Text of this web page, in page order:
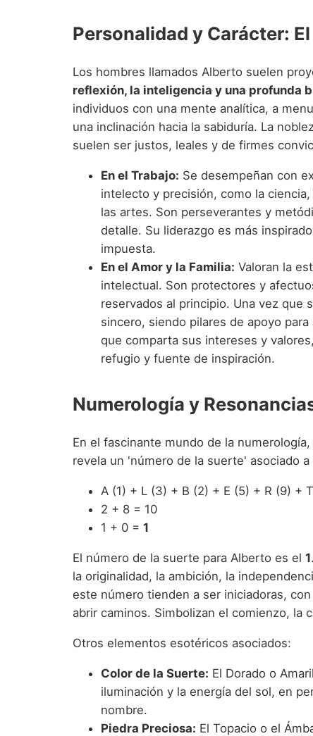
Personalidad y Carácter:
Los hombres llamados Alberto suelen
reflexión, la inteligencia y una profunda
individuos con una mente analítica, a
una inclinación hacia la sabiduría. La
suelen ser justos, leales y de firmes
En el Trabajo: Se desempeñan con
intelecto y precisión, como la
las artes. Son perseverantes y
detalle. Su liderazgo es más
impuesta.
En el Amor y la Familia: Valoran la
intelectual. Son protectores y
reservados al principio. Una vez que
sincero, siendo pilares de apoyo
que comparta sus intereses y
refugio y fuente de inspiración.
Numerología y
En el fascinante mundo de la
revela un 'número de la suerte' asociado
A (1) + L (3) + B (2) + E (5) + R (9) +
2 + 8 = 10
1 + 0 = 1
El número de la suerte para Alberto es el 1
la originalidad, la ambición, la
este número tienden a ser iniciadoras,
abrir caminos. Simbolizan el comienzo, la
Otros elementos esotéricos asociados:
Color de la Suerte: El Dorado o
iluminación y la energía del sol, en
nombre.
Piedra Preciosa: El Topacio o el